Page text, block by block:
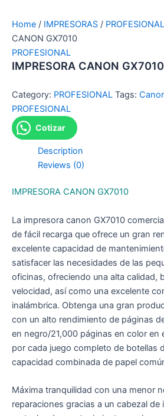
Home / IMPRESORAS / PROFESIONAL
CANON GX7010
PROFESIONAL
IMPRESORA CANON GX7010
Category: PROFESIONAL Tags:
PROFESIONAL
Cotizar
Description
Reviews (0)
IMPRESORA CANON GX7010
La impresora canon GX7010
de fácil recarga que ofrece un gran
excelente capacidad de
satisfacer las necesidades de las
oficinas, ofreciendo una alta calidad,
velocidad, así como una excelente
inalámbrica. Obtenga una gran
con un alto rendimiento de páginas
en negro/21,000 páginas en color en
por cada juego completo de botellas
capacidad combinada de papel
Máxima tranquilidad con una menor
reparaciones gracias a un cabezal de